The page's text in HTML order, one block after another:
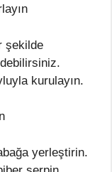
şekilde
kurulayın.
yerleştirin.